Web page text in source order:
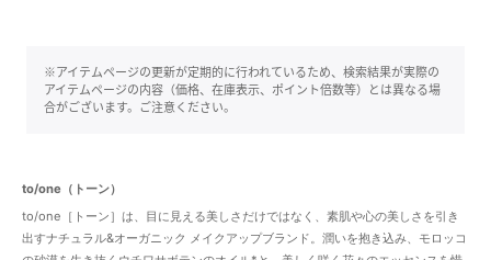
※アイテムページの更新が定期的に行われているため、検索結果が実際の
アイテムページの内容（価格、在庫表示、ポイント倍数等）とは異なる場
合がございます。ご注意ください。
to/one（トーン）
to/one［トーン］は、目に見える美しさだけではなく、素肌や心の美しさを引き
出すナチュラル&オーガニック メイクアップブランド。潤いを抱き込み、モロッコ